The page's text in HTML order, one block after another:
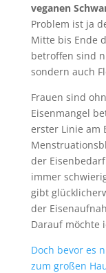
veganen
Problem ist ja
Mitte bis Ende
betroffen sind
sondern auch
Frauen sind
Eisenmangel
erster Linie am
der
immer
gibt
der
Darauf möchte
Doch bevor es
zum großen